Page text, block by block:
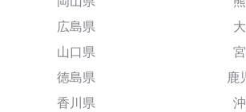
広島県
山口県
徳島県
香川県
鹿